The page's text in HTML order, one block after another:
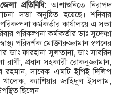
প্রতিনিধি:আশাশুনিতে নিরাপদ
সভা অনুষ্ঠিত হয়েছে। শনিবার
কর্মকর্তার কার্যালয়ে এ সভা
পরিকল্পনা কর্মকর্তার ডাঃ সুদেষ্ণা
পরিদর্শক মোক্তারুজ্জামান স্বপনের
ডাঃ ফারহানা সুলতানা, ডাঃ সাবরিন
রাণী, প্রধান সহকারী রোকনুজ্জামান,
রহমান, সাবেক এমটি ইপিই দিলিপ
ক্যাশিয়ার জাহিদুল ইসলাম,
ছিলেন।